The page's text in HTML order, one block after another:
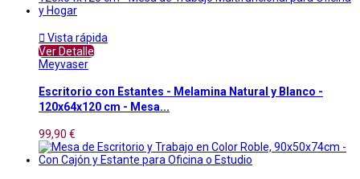
 Vista rápida
Ver Detalle
Meyvaser
Escritorio con Estantes - Melamina Natural y Blanco -
120x64x120 cm - Mesa...
99,90 €